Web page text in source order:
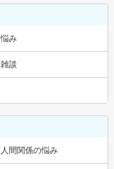
悩み
雑談
人間関係の悩み